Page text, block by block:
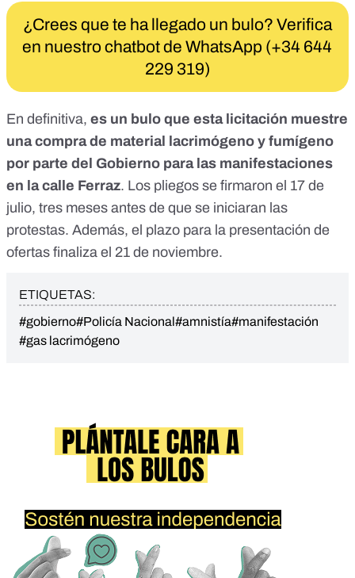
¿Crees que te ha llegado un bulo? Verifica
en nuestro chatbot de WhatsApp (+34 644
229 319)
En definitiva, es un bulo que esta licitación muestre
una compra de material lacrimógeno y fumígeno
por parte del Gobierno para las manifestaciones
en la calle Ferraz. Los pliegos se firmaron el 17 de
julio, tres meses antes de que se iniciaran las
protestas. Además, el plazo para la presentación de
ofertas finaliza el 21 de noviembre.
ETIQUETAS:
#gobierno#Policía Nacional#amnistía#manifestación
#gas lacrimógeno